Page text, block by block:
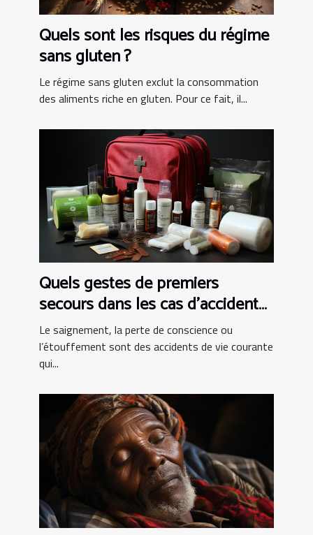
Quels sont les risques du régime
sans gluten ?
Le régime sans gluten exclut la consommation
des aliments riche en gluten. Pour ce fait, il...
Quels gestes de premiers
secours dans les cas d’accident
de vie courante ?
Le saignement, la perte de conscience ou
l’étouffement sont des accidents de vie courante
qui...